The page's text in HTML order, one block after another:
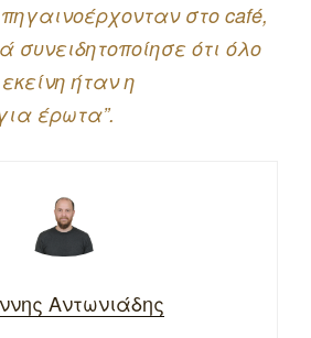
στο café,
συνειδητοποίησε ότι όλο
ήταν η
έρωτα”.
Αντωνιάδης